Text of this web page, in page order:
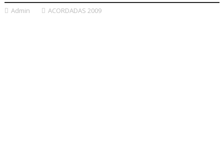
Admin ACORDADAS 2009